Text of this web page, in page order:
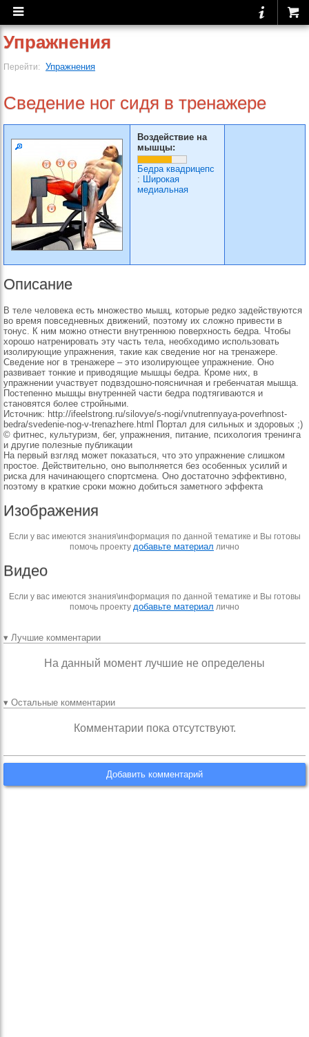
Упражнения
Перейти: Упражнения
Сведение ног сидя в тренажере
Воздействие на
мышцы:
Бедра квадрицепс
: Широкая
медиальная
Описание
В теле человека есть множество мышц, которые редко задействуются
во время повседневных движений, поэтому их сложно привести в
тонус. К ним можно отнести внутреннюю поверхность бедра. Чтобы
хорошо натренировать эту часть тела, необходимо использовать
изолирующие упражнения, такие как сведение ног на тренажере.
Сведение ног в тренажере – это изолирующее упражнение. Оно
развивает тонкие и приводящие мышцы бедра. Кроме них, в
упражнении участвует подвздошно-поясничная и гребенчатая мышца.
Постепенно мышцы внутренней части бедра подтягиваются и
становятся более стройными.
Источник: http://ifeelstrong.ru/silovye/s-nogi/vnutrennyaya-poverhnost-
bedra/svedenie-nog-v-trenazhere.html Портал для сильных и здоровых ;)
© фитнес, культуризм, бег, упражнения, питание, психология тренинга
и другие полезные публикации
На первый взгляд может показаться, что это упражнение слишком
простое. Действительно, оно выполняется без особенных усилий и
риска для начинающего спортсмена. Оно достаточно эффективно,
поэтому в краткие сроки можно добиться заметного эффекта
Изображения
Если у вас имеются знания\информация по данной тематике и Вы готовы
помочь проекту добавьте материал лично
Видео
Если у вас имеются знания\информация по данной тематике и Вы готовы
помочь проекту добавьте материал лично
▾ Лучшие комментарии
На данный момент лучшие не определены
▾ Остальные комментарии
Комментарии пока отсутствуют.
Добавить комментарий